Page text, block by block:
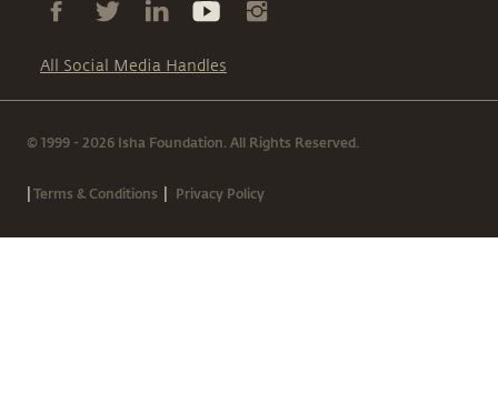
All Social Media Handles
© 1999 - 2026 Isha Foundation. All Rights Reserved.
|Terms & Conditions | Privacy Policy